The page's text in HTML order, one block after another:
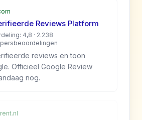
Reviews Platform
4,8 · 2.238
reviews en toon
Officieel Google Review
nog.